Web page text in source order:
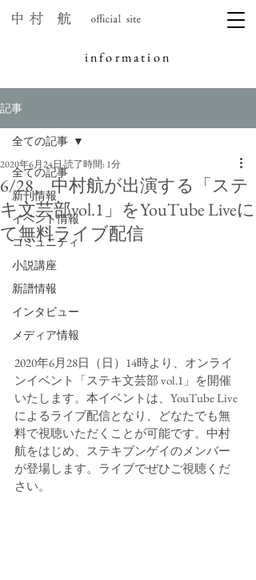
information
記事
全ての記事
新刊情報
イベント情報
コミュニティ
小説講座
新譜情報
インタビュー
メディア情報
全ての記事
6/28、中村航が出演する「ステ
キ文芸部vol.1」をYouTube Liveに
て無料ライブ配信
2020年6月24日読了時間: 1分
2020年6月28日（日）14時より、オンライ
ンイベント「ステキ文芸部 vol.1」を開催
いたします。本イベントは、YouTube Live
によるライブ配信となり、どなたでも無
料で視聴いただくことが可能です。中村
航をはじめ、ステキブンゲイのメンバー
が登場します。ライブでぜひご視聴くだ
さい。